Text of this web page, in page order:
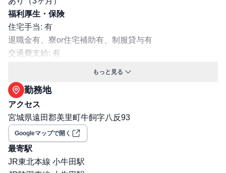
福利厚生・保険
住宅手当: 有
退職金有、寮or住宅補助有、制服貸与有
交通費支給: 有
災保険）
職場環境・ルール
受動喫煙対策（喫煙ルール）: 有
選考プロセス
面接回数: 2回
選考プロセス詳細: 1次：面接・筆記試験（WEB）/人事担
当者 2次：実技試験（対面）/リーダー
もっと見る
勤務地
アクセス
宮城県遠田郡美里町牛飼字八反93
Googleマップで開く
最寄駅
JR東北本線 小牛田駅